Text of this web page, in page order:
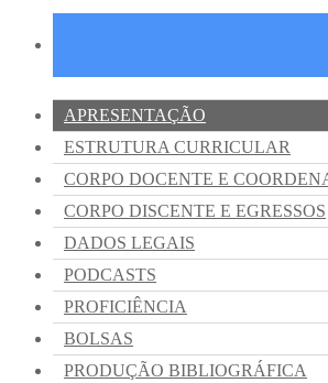
APRESENTAÇÃO
ESTRUTURA CURRICULAR
CORPO DOCENTE E
CORPO DISCENTE E EGRESSOS
DADOS LEGAIS
PODCASTS
PROFICIÊNCIA
BOLSAS
PRODUÇÃO BIBLIOGRÁFICA